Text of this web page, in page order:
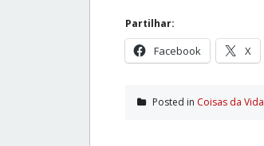
Partilhar:
Facebook X
Posted in Coisas da Vida